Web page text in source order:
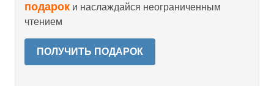
подарок и наслаждайся неограниченным
чтением
ПОЛУЧИТЬ ПОДАРОК